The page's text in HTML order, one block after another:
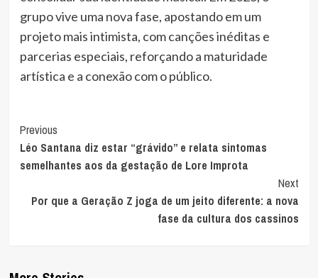
grupo vive uma nova fase, apostando em um
projeto mais intimista, com canções inéditas e
parcerias especiais, reforçando a maturidade
artística e a conexão com o público.
Post
Navigation
Previous
Léo Santana diz estar “grávido” e relata sintomas
semelhantes aos da gestação de Lore Improta
Next
Por que a Geração Z joga de um jeito diferente: a nova
fase da cultura dos cassinos